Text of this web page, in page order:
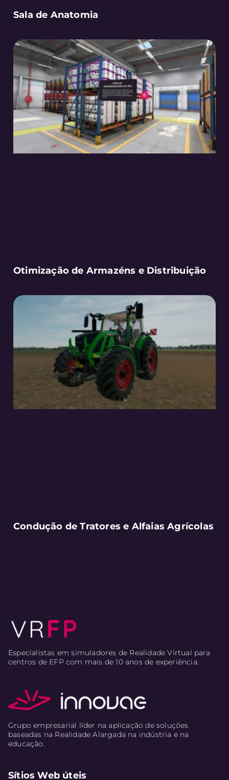
Sala de Anatomia
Otimização de Armazéns e Distribuição
Condução de Tratores e Alfaias Agrícolas
Especialistas em simuladores de Realidade Virtual para
centros de EFP com mais de 10 anos de experiência.
Grupo empresarial líder na aplicação de soluções
baseadas na Realidade Alargada na indústria e na
educação.
Sítios Web úteis